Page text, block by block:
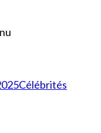
Célébrités